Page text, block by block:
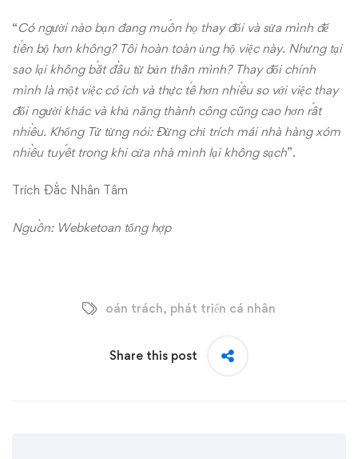
“Có người nào bạn đang muốn họ thay đổi và sửa mình để
tiến bộ hơn không? Tôi hoàn toàn ủng hộ việc này. Nhưng tại
sao lại không bắt đầu từ bản thân mình? Thay đổi chính
mình là một việc có ích và thực tế hơn nhiều so với việc thay
đổi người khác và khả năng thành công cũng cao hơn rất
nhiều. Khổng Tử từng nói: Đừng chỉ trích mái nhà hàng xóm
nhiều tuyết trong khi cửa nhà mình lại không sạch”.
Trích Đắc Nhân Tâm
Nguồn: Webketoan tổng hợp
oán trách, phát triển cá nhân
Share this post